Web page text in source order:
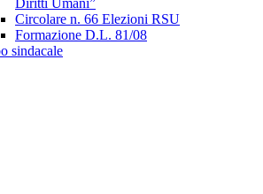
Diritti Umani”
Circolare n. 66 Elezioni RSU
Formazione D.L. 81/08
sindacale